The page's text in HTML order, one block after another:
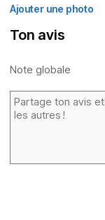
Ajouter une photo
Ton avis
Note globale